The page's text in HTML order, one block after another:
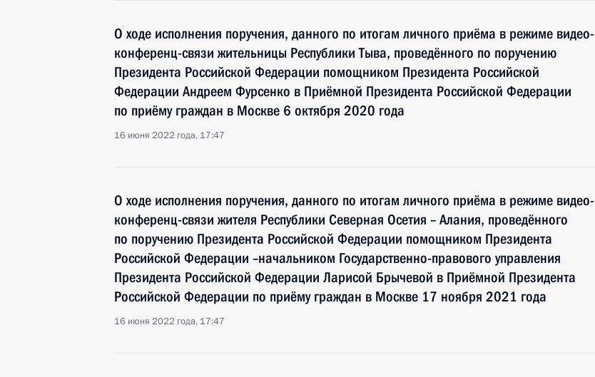
О ходе исполнения поручения, данного по итогам личного приёма в режиме видео-
конференц-связи жительницы Республики Тыва, проведённого по поручению
Президента Российской Федерации помощником Президента Российской
Федерации Андреем Фурсенко в Приёмной Президента Российской Федерации
по приёму граждан в Москве 6 октября 2020 года
16 июня 2022 года, 17:47
О ходе исполнения поручения, данного по итогам личного приёма в режиме видео-
конференц-связи жителя Республики Северная Осетия – Алания, проведённого
по поручению Президента Российской Федерации помощником Президента
Российской Федерации –начальником Государственно-правового управления
Президента Российской Федерации Ларисой Брычевой в Приёмной Президента
Российской Федерации по приёму граждан в Москве 17 ноября 2021 года
16 июня 2022 года, 17:47